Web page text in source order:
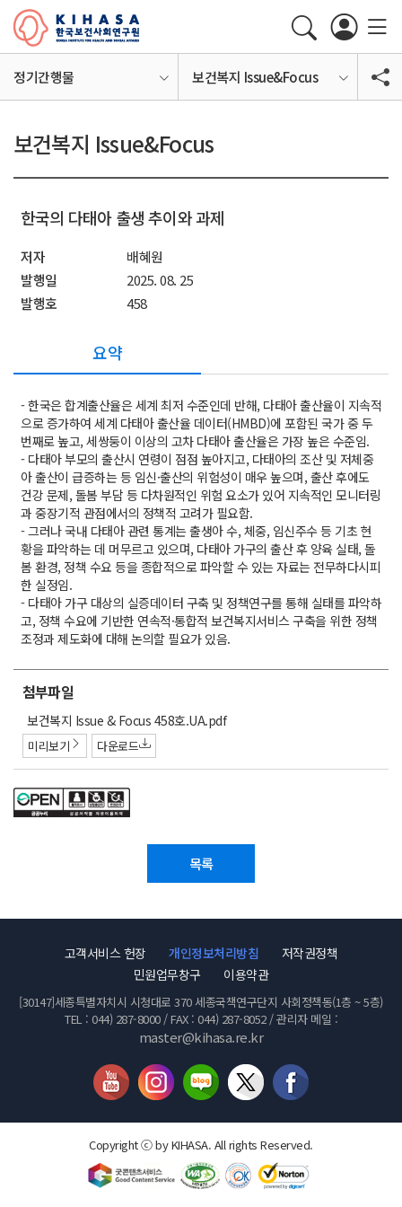
정기간행물 보건복지 Issue&Focus
보건복지 Issue&Focus
한국의 다태아 출생 추이와 과제
저자
배혜원
발행일
2025. 08. 25
발행호
458
요약
- 한국은 합계출산율은 세계 최저 수준인데 반해, 다태아 출산율이 지속적
으로 증가하여 세계 다태아 출산율 데이터(HMBD)에 포함된 국가 중 두
번째로 높고, 세쌍둥이 이상의 고차 다태아 출산율은 가장 높은 수준임.
- 다태아 부모의 출산시 연령이 점점 높아지고, 다태아의 조산 및 저체중
아 출산이 급증하는 등 임신·출산의 위험성이 매우 높으며, 출산 후에도
건강 문제, 돌봄 부담 등 다차원적인 위험 요소가 있어 지속적인 모니터링
과 중장기적 관점에서의 정책적 고려가 필요함.
- 그러나 국내 다태아 관련 통계는 출생아 수, 체중, 임신주수 등 기초 현
황을 파악하는 데 머무르고 있으며, 다태아 가구의 출산 후 양육 실태, 돌
봄 환경, 정책 수요 등을 종합적으로 파악할 수 있는 자료는 전무하다시피
한 실정임.
- 다태아 가구 대상의 실증데이터 구축 및 정책연구를 통해 실태를 파악하
고, 정책 수요에 기반한 연속적·통합적 보건복지서비스 구축을 위한 정책
조정과 제도화에 대해 논의할 필요가 있음.
첨부파일
첨
부
파
보건복지 Issue & Focus 458호.UA.pdf
미리보기 다운로드
목록
고객서비스 헌장 개인정보처리방침
저작권정책
민원업무창구
이용약관
[30147]세종특별자치시 시청대로 370 세종국책연구단지 사회정책동(1층 ~ 5층)
TEL : 044) 287-8000 / FAX : 044) 287-8052 / 관리자 메일 :
master@kihasa.re.kr
Copyright ⓒ by KIHASA. All rights Reserved.